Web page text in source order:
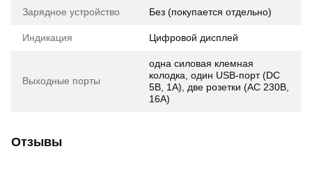
Зарядное устройство Без (покупается отдельно)
Индикация Цифровой дисплей
Выходные порты
одна силовая клемная
колодка, один USB-порт (DC
5В, 1А), две розетки (AC 230В,
16А)
Отзывы